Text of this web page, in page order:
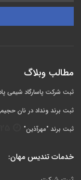
مطالب وبلاگ
ثبت شرکت پاسارگاد شیمی پاد
ثبت برند ونداد در نان حجیمی
ثبت برند "مهرآذین"
خدمات تندیس مهان: